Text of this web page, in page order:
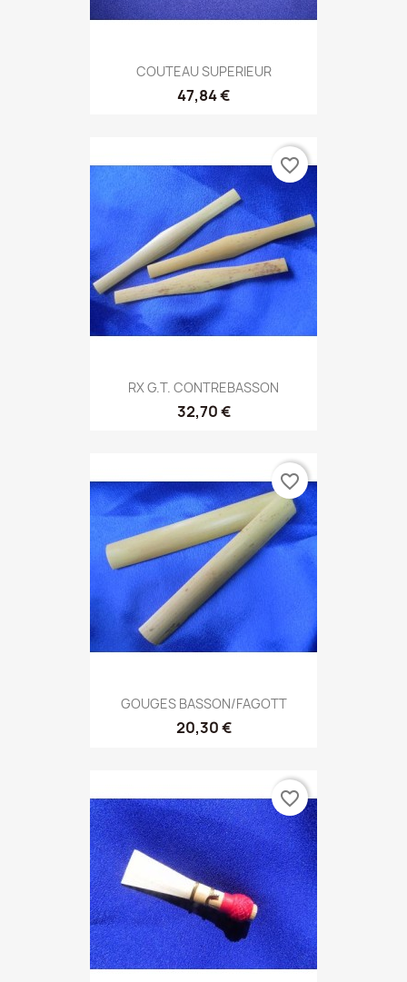
COUTEAU SUPERIEUR
47,84 €
RX G.T. CONTREBASSON
32,70 €
favorite_border
GOUGES BASSON/FAGOTT
20,30 €
favorite_border
favorite_border